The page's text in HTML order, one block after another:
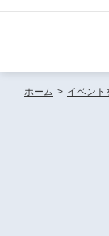
ホーム > イベント